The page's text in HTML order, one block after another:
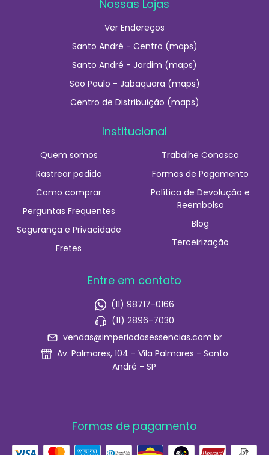
Nossas Lojas
Ver Endereços
Santo André - Centro (maps)
Santo André - Jardim (maps)
São Paulo - Jabaquara (maps)
Centro de Distribuição (maps)
Institucional
Quem somos
Rastrear pedido
Como comprar
Perguntas Frequentes
Segurança e Privacidade
Fretes
Trabalhe Conosco
Formas de Pagamento
Política de Devolução e
Reembolso
Blog
Terceirização
Entre em contato
(11) 98717-0166
(11) 2896-7030
vendas@imperiodasessencias.com.br
Av. Palmares, 104 - Vila Palmares - Santo
André - SP
Formas de pagamento